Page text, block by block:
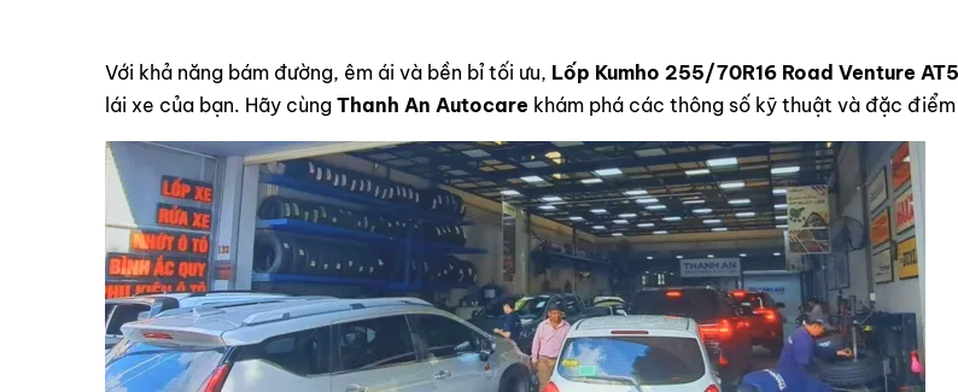
Với khả năng bám đường, êm ái và bền bỉ tối ưu, Lốp Kumho 255/70R16 Road Venture
lái xe của bạn. Hãy cùng Thanh An Autocare khám phá các thông số kỹ thuật và đặc